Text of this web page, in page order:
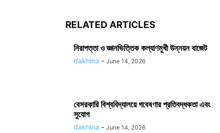
RELATED ARTICLES
নিরাপত্তা ও জ্ঞানভিত্তিক কল্যাণমুখী উন্নয়ন বাজেট
dakhina - June 14, 2026
বেসরকারি বিশ্ববিদ্যালয়ে গবেষণার প্রতিবদ্ধকতা এবং
সুযোগ
dakhina - June 14, 2026